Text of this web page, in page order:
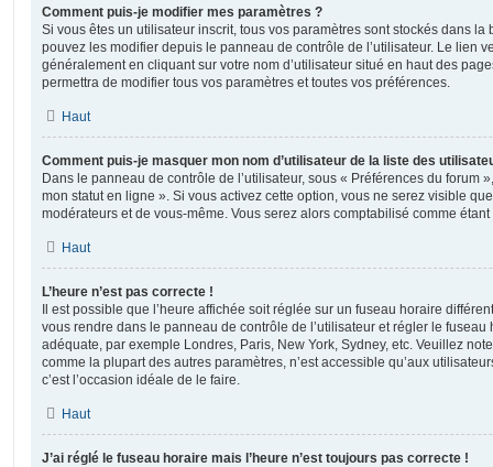
Comment puis-je modifier mes paramètres ?
Si vous êtes un utilisateur inscrit, tous vos paramètres sont stockés dans la
pouvez les modifier depuis le panneau de contrôle de l’utilisateur. Le lien
généralement en cliquant sur votre nom d’utilisateur situé en haut des
permettra de modifier tous vos paramètres et toutes vos préférences.
Haut
Comment puis-je masquer mon nom d’utilisateur de la liste des
Dans le panneau de contrôle de l’utilisateur, sous « Préférences du forum
mon statut en ligne ». Si vous activez cette option, vous ne serez visible
modérateurs et de vous-même. Vous serez alors comptabilisé comme
Haut
L’heure n’est pas correcte !
Il est possible que l’heure affichée soit réglée sur un fuseau horaire
vous rendre dans le panneau de contrôle de l’utilisateur et régler le
adéquate, par exemple Londres, Paris, New York, Sydney, etc. Veuillez
comme la plupart des autres paramètres, n’est accessible qu’aux
c’est l’occasion idéale de le faire.
Haut
J’ai réglé le fuseau horaire mais l’heure n’est toujours pas correcte !